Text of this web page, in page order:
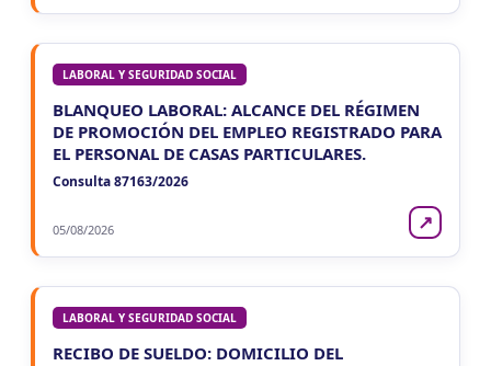
LABORAL Y SEGURIDAD SOCIAL
BLANQUEO LABORAL: ALCANCE DEL RÉGIMEN
DE PROMOCIÓN DEL EMPLEO REGISTRADO PARA
EL PERSONAL DE CASAS PARTICULARES.
Consulta 87163/2026
05/08/2026 ↗
LABORAL Y SEGURIDAD SOCIAL
RECIBO DE SUELDO: DOMICILIO DEL